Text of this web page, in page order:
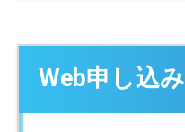
Web申し込み